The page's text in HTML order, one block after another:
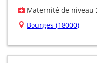
Maternité de niveau
Bourges (18000)